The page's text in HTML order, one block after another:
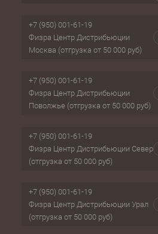
+7 (950) 001-61-19
Физра Центр Дистрибьюции
Москва (отгрузка от 50 000 руб)
+7 (950) 001-61-19
Физра Центр Дистрибьюции
Поволжье (отгрузка от 50 000 руб)
+7 (950) 001-61-19
Физра Центр Дистрибьюции Север
(отгрузка от 50 000 руб)
+7 (950) 001-61-19
Физра Центр Дистрибьюции Урал
(отгрузка от 50 000 руб)